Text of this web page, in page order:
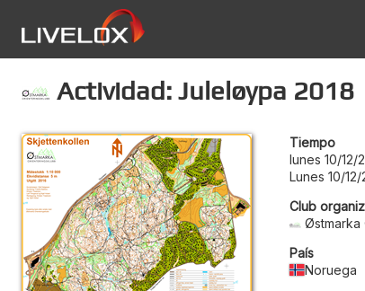
Actividad: Juleløypa 2018
Tiempo
lunes 10/12/
Lunes 10/
Club
Østmarka
País
Noruega